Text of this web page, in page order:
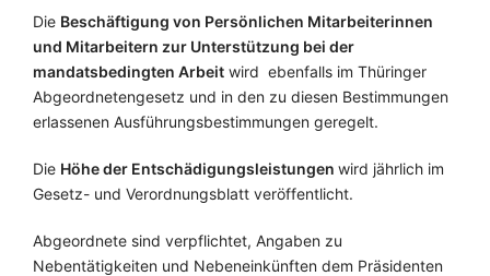
Die Beschäftigung von Persönlichen Mitarbeiterinnen
und Mitarbeitern zur Unterstützung bei der
mandatsbedingten Arbeit wird ebenfalls im Thüringer
Abgeordnetengesetz und in den zu diesen Bestimmungen
erlassenen Ausführungsbestimmungen geregelt.
Die Höhe der Entschädigungsleistungen wird jährlich im
Gesetz- und Verordnungsblatt veröffentlicht.
Abgeordnete sind verpflichtet, Angaben zu
Nebentätigkeiten und Nebeneinkünften dem Präsidenten